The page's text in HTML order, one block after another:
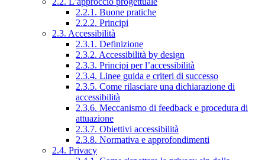
2.2.1. Buone pratiche
2.2.2. Principi
2.3. Accessibilità
2.3.1. Definizione
2.3.2. Accessibilità by design
2.3.3. Principi per l’accessibilità
2.3.4. Linee guida e criteri di successo
2.3.5. Come rilasciare una dichiarazione di
accessibilità
2.3.6. Meccanismo di feedback e procedura di
attuazione
2.3.7. Obiettivi accessibilità
2.3.8. Normativa e approfondimenti
2.4. Privacy